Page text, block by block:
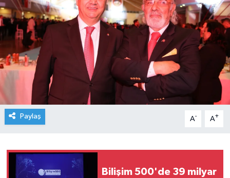
Paylaş A- A+
Bilişim 500'de 39 milyar